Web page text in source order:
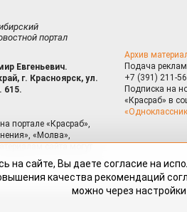
портал
Евгеньевич.
г. Красноярск, ул.
615.
портале «Красраб»,
«Молва»,
сайта могут
Архив
Подача
+7 (391) 211-
Подписка на
«Красраб» в
на сайте, Вы даете согласие на
качества рекомендаций
можно через настройки